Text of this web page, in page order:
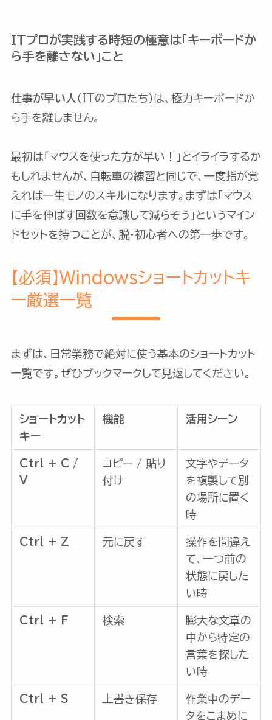
ITプロが実践する時短の極意は「キーボードか
ら手を離さない」こと
仕事が早い人 （ITのプロたち）は、極力キーボードか
ら手を離しません。
最初は「マウスを使った方が早い！」とイライラするか
もしれませんが、自転車の練習と同じで、一度指が覚
えれば一生モノのスキルになります。まずは「マウス
に手を伸ばす回数を意識して減らそう」というマイン
ドセットを持つことが、脱・初心者への第一歩です。
【必須】Windowsショートカットキ
ー厳選一覧
まずは、日常業務で絶対に使う基本のショートカット
一覧です。ぜひブックマークして見返してください。
ショートカット
キー
機能 活用シーン
Ctrl + C /
V
コピー / 貼り
付け
文字やデータ
を複製して別
の場所に置く
時
Ctrl + Z 元に戻す
操作を間違え
て、一つ前の
状態に戻した
い時
Ctrl + F 検索
膨大な文章の
中から特定の
言葉を探した
い時
Ctrl + S 上書き保存
作業中のデー
タをこまめに